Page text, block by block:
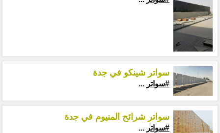
سواتر شينكو في جدة
#سواتر ...
سواتر شرائح المنيوم في جدة
#سواتر ...